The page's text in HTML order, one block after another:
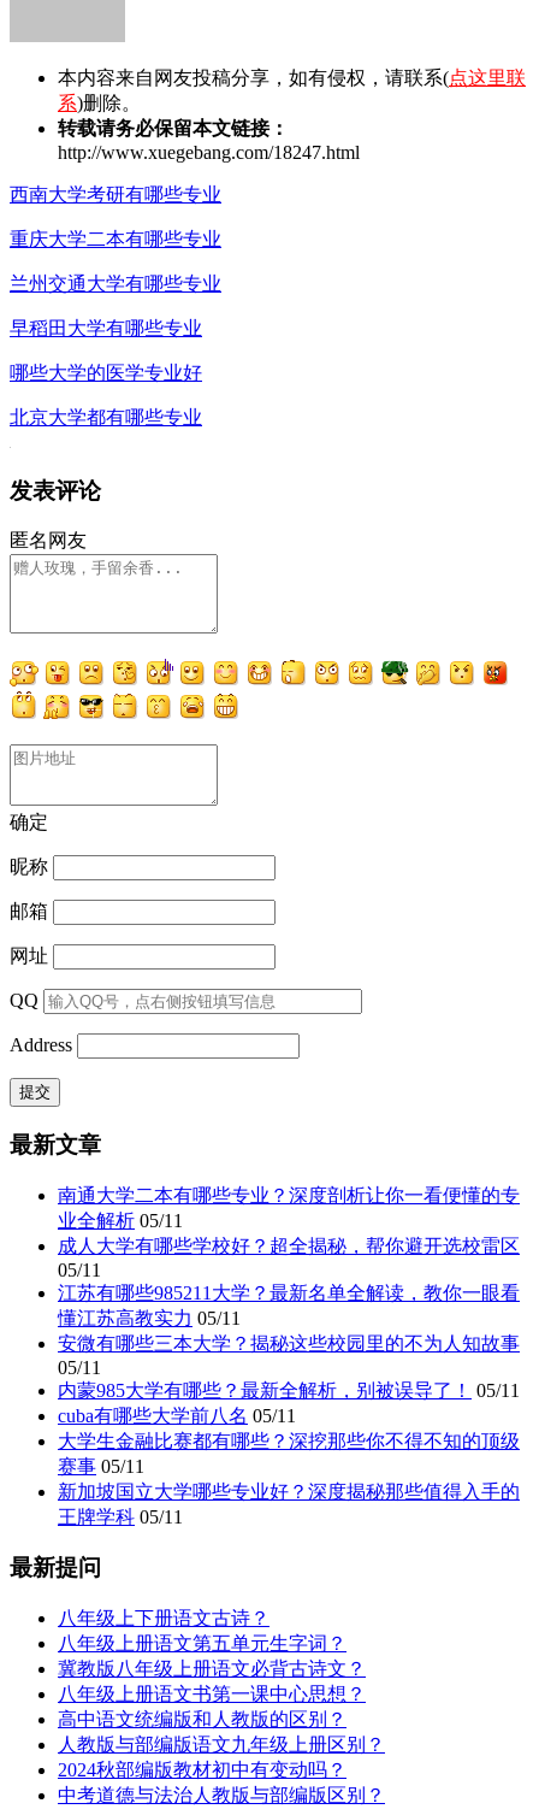
本内容来自网友投稿分享，如有侵权，请联系(点这里联
系)删除。
转载请务必保留本文链接：
http://www.xuegebang.com/18247.html
西南大学考研有哪些专业
重庆大学二本有哪些专业
兰州交通大学有哪些专业
早稻田大学有哪些专业
哪些大学的医学专业好
北京大学都有哪些专业
发表评论
匿名网友
确定
昵称
邮箱
网址
QQ
Address
最新文章
南通大学二本有哪些专业？深度剖析让你一看便懂的专
业全解析 05/11
成人大学有哪些学校好？超全揭秘，帮你避开选校雷区
05/11
江苏有哪些985211大学？最新名单全解读，教你一眼看
懂江苏高教实力 05/11
安微有哪些三本大学？揭秘这些校园里的不为人知故事
05/11
内蒙985大学有哪些？最新全解析，别被误导了！
05/11
cuba有哪些大学前八名 05/11
大学生金融比赛都有哪些？深挖那些你不得不知的顶级
赛事 05/11
新加坡国立大学哪些专业好？深度揭秘那些值得入手的
王牌学科 05/11
最新提问
八年级上下册语文古诗？
八年级上册语文第五单元生字词？
冀教版八年级上册语文必背古诗文？
八年级上册语文书第一课中心思想？
高中语文统编版和人教版的区别？
人教版与部编版语文九年级上册区别？
2024秋部编版教材初中有变动吗？
中考道德与法治人教版与部编版区别？